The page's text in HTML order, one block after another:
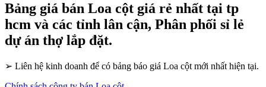
Bảng giá bán Loa cột giá rẻ nhất tại tp
hcm và các tỉnh lân cận, Phân phối sỉ lẻ
dự án thợ lắp đặt.
➢ Liên hệ kinh doanh để có bảng báo giá Loa cột mới nhất hiện tại.